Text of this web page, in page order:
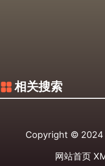
相关搜索
Copyright © 2024
网站首页